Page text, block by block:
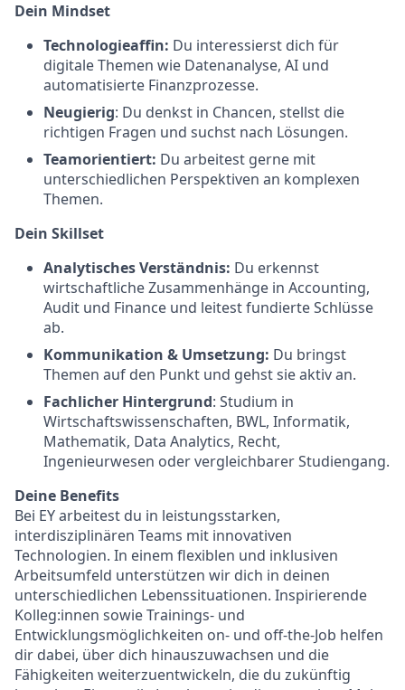
Dein Mindset
Technologieaffin: Du interessierst dich für
digitale Themen wie Datenanalyse, AI und
automatisierte Finanzprozesse.
Neugierig: Du denkst in Chancen, stellst die
richtigen Fragen und suchst nach Lösungen.
Teamorientiert: Du arbeitest gerne mit
unterschiedlichen Perspektiven an komplexen
Themen.
Dein Skillset
Analytisches Verständnis: Du erkennst
wirtschaftliche Zusammenhänge in Accounting,
Audit und Finance und leitest fundierte Schlüsse
ab.
Kommunikation & Umsetzung: Du bringst
Themen auf den Punkt und gehst sie aktiv an.
Fachlicher Hintergrund: Studium in
Wirtschaftswissenschaften, BWL, Informatik,
Mathematik, Data Analytics, Recht,
Ingenieurwesen oder vergleichbarer Studiengang.
Deine Benefits
Bei EY arbeitest du in leistungsstarken,
interdisziplinären Teams mit innovativen
Technologien. In einem flexiblen und inklusiven
Arbeitsumfeld unterstützen wir dich in deinen
unterschiedlichen Lebenssituationen. Inspirierende
Kolleg:innen sowie Trainings- und
Entwicklungsmöglichkeiten on- und off-the-Job helfen
dir dabei, über dich hinauszuwachsen und die
Fähigkeiten weiterzuentwickeln, die du zukünftig